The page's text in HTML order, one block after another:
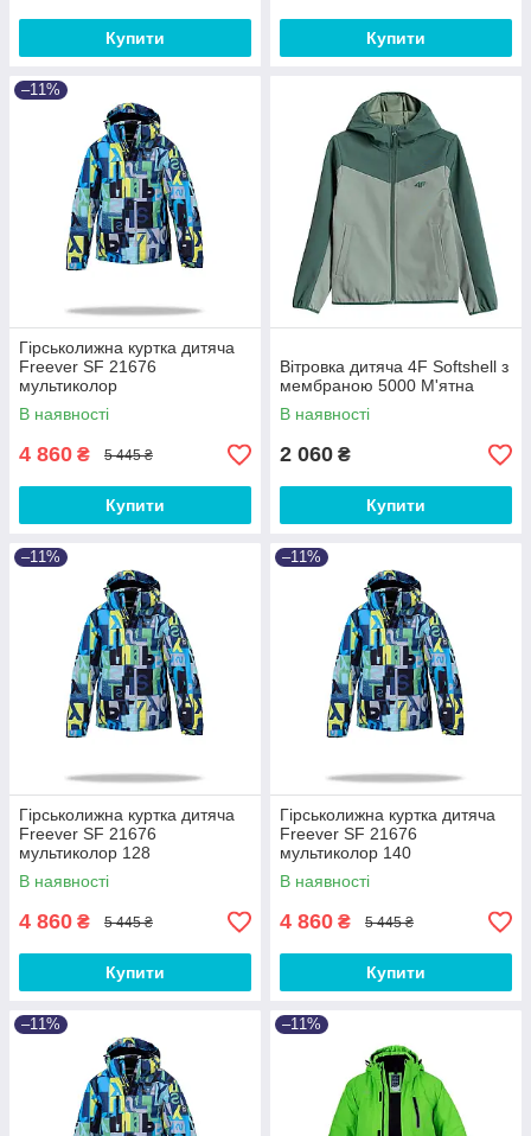
Купити Купити
–11%
Гірськолижна куртка дитяча
Freever SF 21676
мультиколор
В наявності
4 860 ₴ 5 445 ₴
Купити
Вітровка дитяча 4F Softshell з
мембраною 5000 М'ятна
В наявності
2 060 ₴
Купити
–11%
Гірськолижна куртка дитяча
Freever SF 21676
мультиколор 128
В наявності
4 860 ₴ 5 445 ₴
Купити
–11%
Гірськолижна куртка дитяча
Freever SF 21676
мультиколор 140
В наявності
4 860 ₴ 5 445 ₴
Купити
–11% –11%